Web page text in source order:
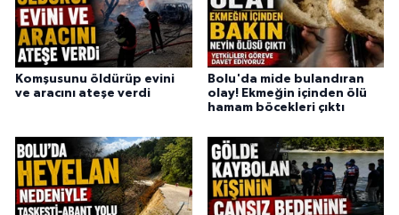
Komşusunu öldürüp evini
ve aracını ateşe verdi
Bolu'da mide bulandıran
olay! Ekmeğin içinden ölü
hamam böcekleri çıktı